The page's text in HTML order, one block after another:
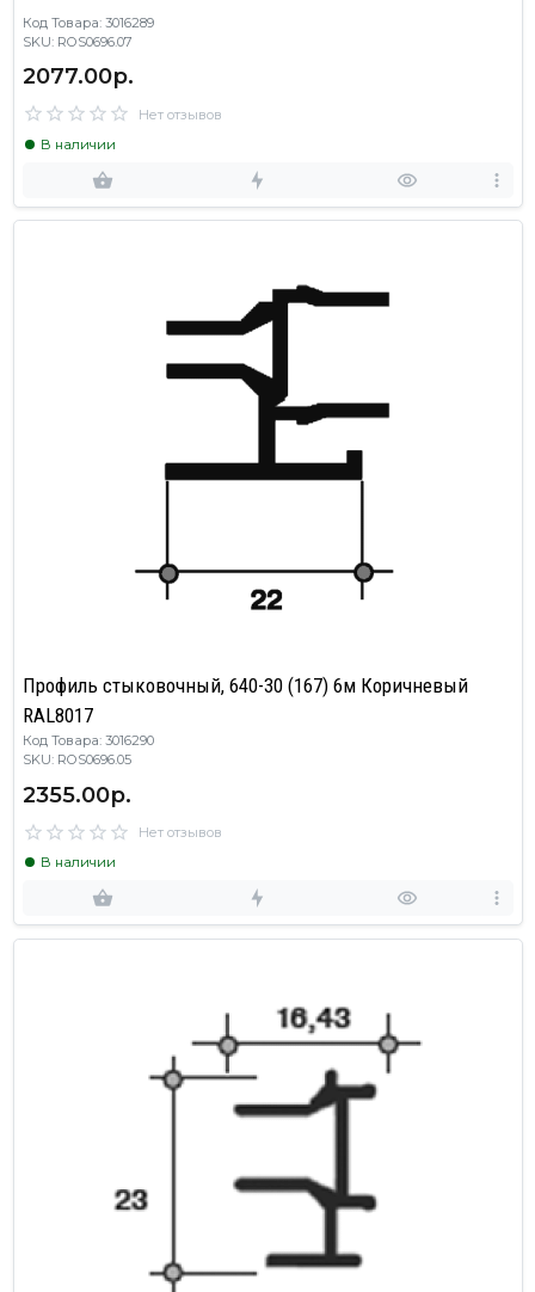
Код Товара: 3016289
SKU: ROS0696.07
2077.00р.
Нет отзывов
В наличии
Профиль стыковочный, 640-30 (167) 6м Коричневый
RAL8017
Код Товара: 3016290
SKU: ROS0696.05
2355.00р.
Нет отзывов
В наличии